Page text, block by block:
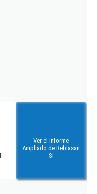
Ver el Informe
Ampliado de Reblasan
Sl